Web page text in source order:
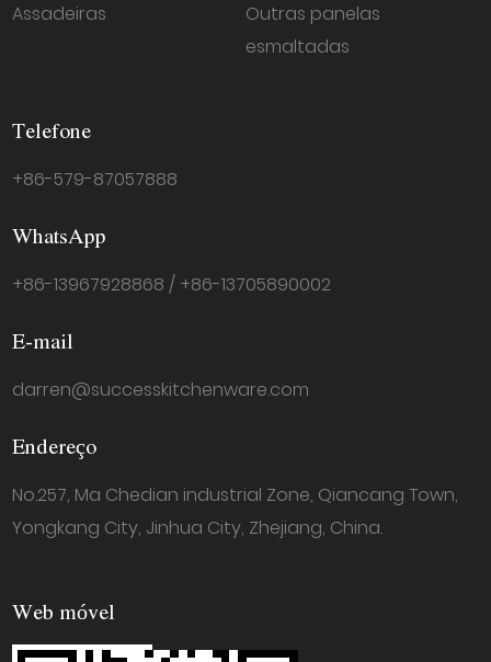
Assadeiras
Outras panelas
esmaltadas
Telefone
+86-579-87057888
WhatsApp
+86-13967928868 / +86-13705890002
E-mail
darren@successkitchenware.com
Endereço
No.257, Ma Chedian industrial Zone, Qiancang Town,
Yongkang City, Jinhua City, Zhejiang, China.
Web móvel